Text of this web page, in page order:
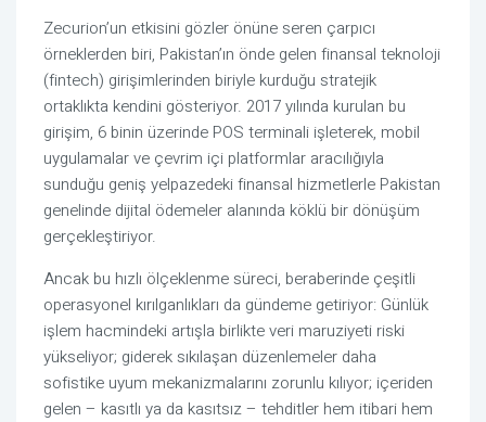
Zecurion’un etkisini gözler önüne seren çarpıcı
örneklerden biri, Pakistan’ın önde gelen finansal teknoloji
(fintech) girişimlerinden biriyle kurduğu stratejik
ortaklıkta kendini gösteriyor. 2017 yılında kurulan bu
girişim, 6 binin üzerinde POS terminali işleterek, mobil
uygulamalar ve çevrim içi platformlar aracılığıyla
sunduğu geniş yelpazedeki finansal hizmetlerle Pakistan
genelinde dijital ödemeler alanında köklü bir dönüşüm
gerçekleştiriyor.
Ancak bu hızlı ölçeklenme süreci, beraberinde çeşitli
operasyonel kırılganlıkları da gündeme getiriyor: Günlük
işlem hacmindeki artışla birlikte veri maruziyeti riski
yükseliyor; giderek sıkılaşan düzenlemeler daha
sofistike uyum mekanizmalarını zorunlu kılıyor; içeriden
gelen – kasıtlı ya da kasıtsız – tehditler hem itibari hem